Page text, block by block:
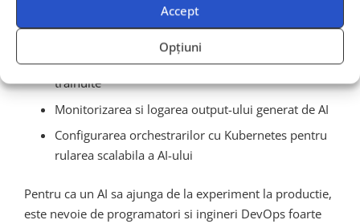
Accept
Opțiuni
cateva exemple de intersectie intre DevOps si
programare in era AI:
Scriere scripturi de CI/CD pentru modele AI
trainuite
Monitorizarea si logarea output-ului generat de AI
Configurarea orchestrarilor cu Kubernetes pentru
rularea scalabila a AI-ului
Pentru ca un AI sa ajunga de la experiment la productie,
este nevoie de programatori si ingineri DevOps foarte